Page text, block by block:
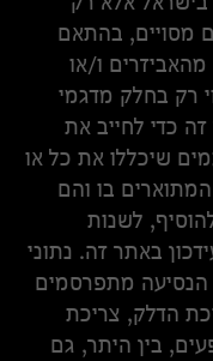
מסויים, בהתאם
ו/או
רק בחלק מדגמי
כדי לחייב את
שיכללו את כל או
בו והם
לשנות
באתר זה. נתוני
הנסיעה מתפרסמים
הדלק, צריכת
בין היתר, גם